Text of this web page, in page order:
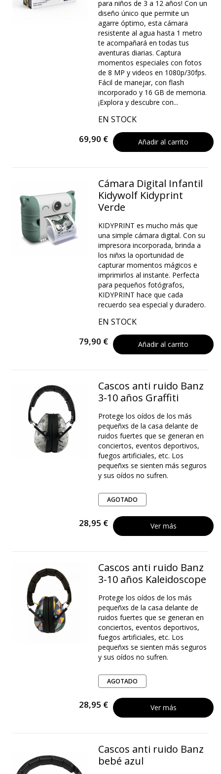
para niños de 3 a 12 años! Con un
diseño único que permite un
agarre óptimo, esta cámara
resistente al agua hasta 1 metro
te acompañará en todas tus
aventuras diarias. Captura
momentos especiales con fotos
de 8 MP y videos en 1080p/30fps.
Fácil de manejar, con flash
incorporado y 16 GB de memoria.
¡Explora y descubre con...
EN STOCK
69,90 € Añadir al carrito
Cámara Digital Infantil
Kidywolf Kidyprint
Verde
KIDYPRINT es mucho más que
una simple cámara digital. Con su
impresora incorporada, brinda a
los niñxs la oportunidad de
capturar momentos mágicos e
imprimirlos al instante. Perfecta
para pequeños fotógrafos,
KIDYPRINT hace que cada
recuerdo sea especial y duradero.
EN STOCK
79,90 € Añadir al carrito
Cascos anti ruido Banz
3-10 años Graffiti
Protege los oídos de los más
pequeñxs de la casa delante de
ruidos fuertes que se generan en
conciertos, eventos deportivos,
fuegos artificiales, etc. Los
pequeñxs se sienten más seguros
y sus oídos no sufren.
AGOTADO
28,95 € Ver más
Cascos anti ruido Banz
3-10 años Kaleidoscope
Protege los oídos de los más
pequeñxs de la casa delante de
ruidos fuertes que se generan en
conciertos, eventos deportivos,
fuegos artificiales, etc. Los
pequeñxs se sienten más seguros
y sus oídos no sufren.
AGOTADO
28,95 € Ver más
Cascos anti ruido Banz
bebé azul